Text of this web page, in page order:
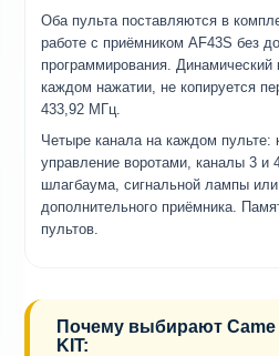
Оба пульта поставляются в
работе с приёмником AF43S без
программирования. Динамический
каждом нажатии, не копируется
433,92 МГц.
Четыре канала на каждом пульте:
управление воротами, каналы 3 и
шлагбаума, сигнальной лампы или
дополнительного приёмника.
пультов.
Почему выбирают Came
KIT: